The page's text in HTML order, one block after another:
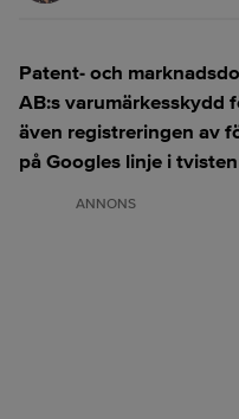
Patent- och
AB:s varumärkesskydd
även registreringen av
på Googles linje i
ANNONS